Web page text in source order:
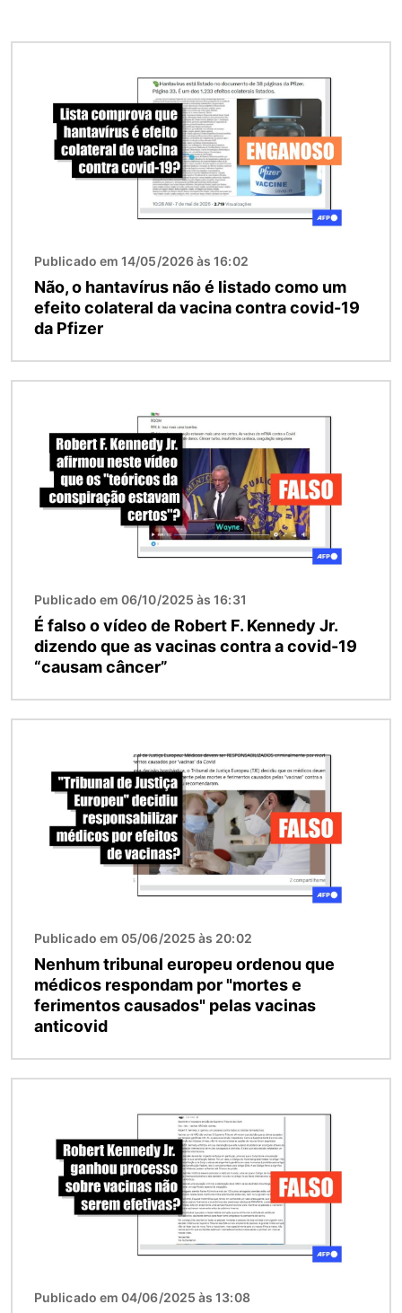
Publicado em 14/05/2026 às 16:02
Não, o hantavírus não é listado como um
efeito colateral da vacina contra covid-19
da Pfizer
Publicado em 06/10/2025 às 16:31
É falso o vídeo de Robert F. Kennedy Jr.
dizendo que as vacinas contra a covid-19
“causam câncer”
Publicado em 05/06/2025 às 20:02
Nenhum tribunal europeu ordenou que
médicos respondam por "mortes e
ferimentos causados" pelas vacinas
anticovid
Publicado em 04/06/2025 às 13:08